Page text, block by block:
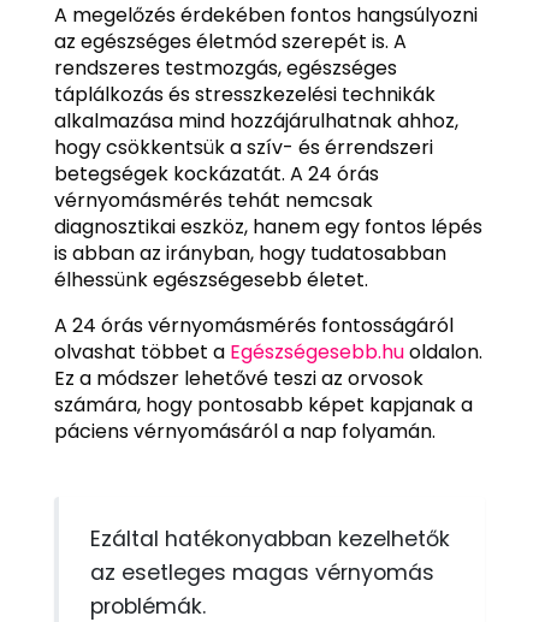
A megelőzés érdekében fontos hangsúlyozni
az egészséges életmód szerepét is. A
rendszeres testmozgás, egészséges
táplálkozás és stresszkezelési technikák
alkalmazása mind hozzájárulhatnak ahhoz,
hogy csökkentsük a szív- és érrendszeri
betegségek kockázatát. A 24 órás
vérnyomásmérés tehát nemcsak
diagnosztikai eszköz, hanem egy fontos lépés
is abban az irányban, hogy tudatosabban
élhessünk egészségesebb életet.
A 24 órás vérnyomásmérés fontosságáról
olvashat többet a Egészségesebb.huoldalon.
Ez a módszer lehetővé teszi az orvosok
számára, hogy pontosabb képet kapjanak a
páciens vérnyomásáról a nap folyamán.
Ezáltal hatékonyabban kezelhetők
az esetleges magas vérnyomás
problémák.